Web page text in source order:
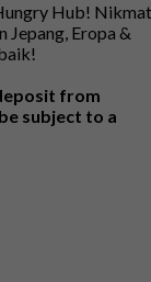
Hub!
Jepang, Eropa &
from
subject to a